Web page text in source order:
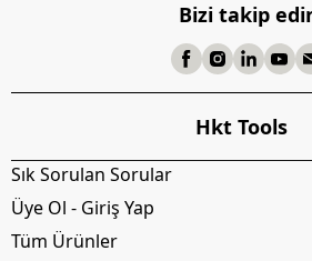
Bizi takip
Hkt Tools
Sık Sorulan Sorular
Üye Ol - Giriş Yap
Tüm Ürünler